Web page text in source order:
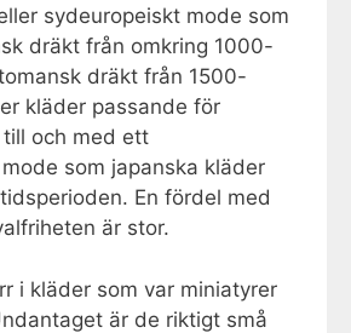
sydeuropeiskt mode som
dräkt från omkring 1000-
dräkt från 1500-
kläder passande för
till och med ett
som japanska kläder
En fördel med
är stor.
i kläder som var miniatyrer
är de riktigt små